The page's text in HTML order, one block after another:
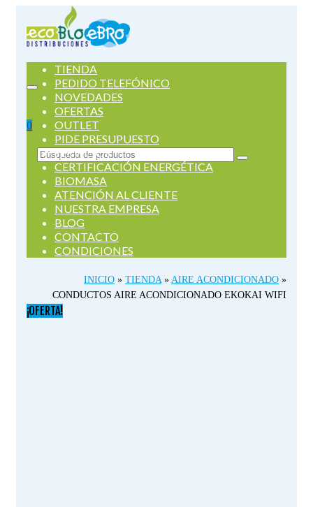
0
Buscar
por:
TIENDA
PEDIDO TELEFÓNICO
NOVEDADES
OFERTAS
OUTLET
PIDE PRESUPUESTO
SERVICIOS
CERTIFICACIÓN ENERGÉTICA
BIOMASA
ATENCIÓN AL CLIENTE
NUESTRA EMPRESA
BLOG
CONTACTO
CONDICIONES
INICIO » TIENDA » AIRE ACONDICIONADO »
CONDUCTOS AIRE ACONDICIONADO EKOKAI WIFI
¡OFERTA!